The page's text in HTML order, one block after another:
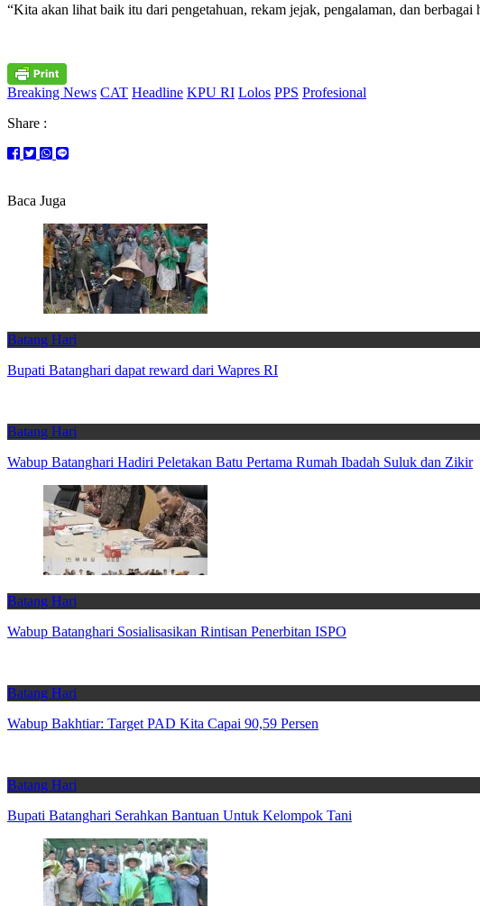
“Kita akan lihat baik itu dari pengetahuan, rekam jejak, pengalaman, dan
Breaking News CAT Headline KPU RI Lolos PPS Profesional
Share :
Baca Juga
Batang Hari
Bupati Batanghari dapat reward dari Wapres RI
Batang Hari
Wabup Batanghari Hadiri Peletakan Batu Pertama Rumah Ibadah Suluk dan Zikir
Batang Hari
Wabup Batanghari Sosialisasikan Rintisan Penerbitan ISPO
Batang Hari
Wabup Bakhtiar: Target PAD Kita Capai 90,59 Persen
Batang Hari
Bupati Batanghari Serahkan Bantuan Untuk Kelompok Tani